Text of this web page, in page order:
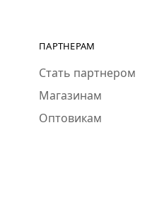
ПАРТНЕРАМ
Стать партнером
Магазинам
Оптовикам